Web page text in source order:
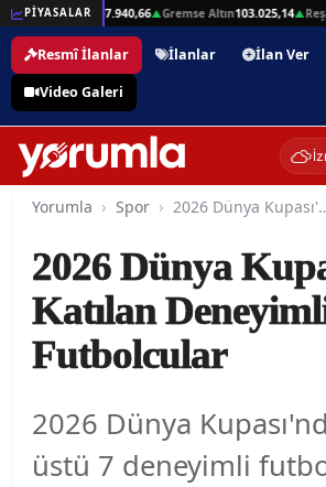
PİYASALAR
▲Beşli Altın207.940,66▲Gremse Altın103.025,14▲
Resmî İlanlar İlanlar İlan Ver
Video Galeri
Yorumla Spor 2026 Dünya
2026 Dünya
Katılan
Futbolcular
2026 Dünya
üstü 7 deneyimli